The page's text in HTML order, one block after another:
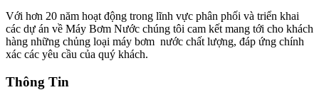
Với hơn 20 năm hoạt động trong lĩnh vực phân phối và triển khai
các dự án về Máy Bơm Nước chúng tôi cam kết mang tới cho khách
hàng những chủng loại máy bơm nước chất lượng, đáp ứng chính
xác các yêu cầu của quý khách.
Thông Tin